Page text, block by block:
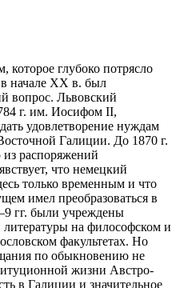
которое глубоко потрясло
начале XX в. был
вопрос. Львовский
г. им. Иосифом II,
удовлетворение нуждам
Галиции. До 1870 г.
распоряжений
что немецкий
только временным и что
имел преобразоваться в
гг. были учреждены
на философском и
факультетах. Но
по обыкновению не
жизни Австро-
в Галиции и значительное